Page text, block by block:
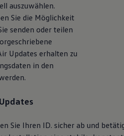
auszuwählen.
Sie die Möglichkeit
senden oder teilen
Updates erhalten zu
in den
Sie Ihren ID. sicher ab und